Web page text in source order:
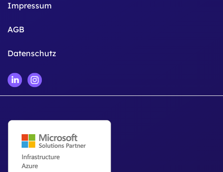
Impressum
AGB
Datenschutz